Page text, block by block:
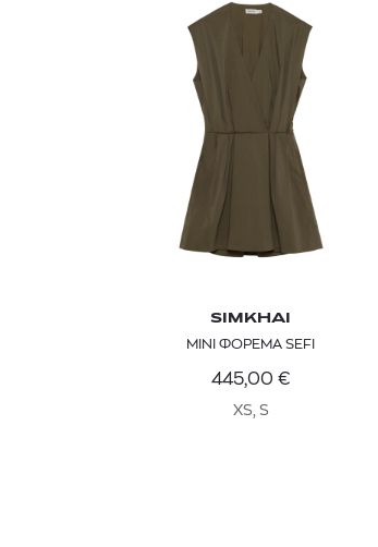
ΑΝΔΡΙΚΟ POLO ΠΟΥΛΟΒΕΡ
SIMKHAI
ΜΙΝΙ ΦΟΡΕΜΑ SEFI
445,00 €
XS, S